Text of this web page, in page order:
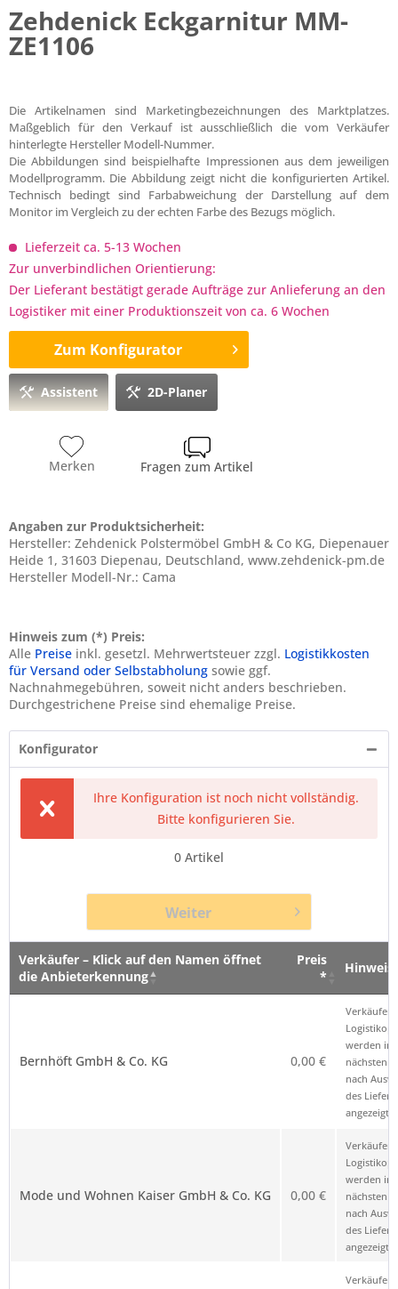
Zehdenick Eckgarnitur MM-
ZE1106
Die Artikelnamen sind Marketingbezeichnungen des Marktplatzes.
Maßgeblich für den Verkauf ist ausschließlich die vom Verkäufer
hinterlegte Hersteller Modell-Nummer.
Die Abbildungen sind beispielhafte Impressionen aus dem jeweiligen
Modellprogramm. Die Abbildung zeigt nicht die konfigurierten Artikel.
Technisch bedingt sind Farbabweichung der Darstellung auf dem
Monitor im Vergleich zu der echten Farbe des Bezugs möglich.
Lieferzeit ca. 5-13 Wochen
Zur unverbindlichen Orientierung:
Der Lieferant bestätigt gerade Aufträge zur Anlieferung an den
Logistiker mit einer Produktionszeit von ca. 6 Wochen
Zum Konfigurator
Assistent 2D-Planer
Merken Fragen zum Artikel
Angaben zur Produktsicherheit:
Hersteller: Zehdenick Polstermöbel GmbH & Co KG, Diepenauer
Heide 1, 31603 Diepenau, Deutschland, www.zehdenick-pm.de
Hersteller Modell-Nr.: Cama
Hinweis zum (*) Preis:
Alle Preise inkl. gesetzl. Mehrwertsteuer zzgl. Logistikkosten
für Versand oder Selbstabholung sowie ggf.
Nachnahmegebühren, soweit nicht anders beschrieben.
Durchgestrichene Preise sind ehemalige Preise.
Konfigurator
Ihre Konfiguration ist noch nicht vollständig.
Bitte konfigurieren Sie.
0 Artikel
Weiter
Verkäufer – Klick auf den Namen öffnet
die Anbieterkennung
Preis
*
Hinweis
Bernhöft GmbH & Co. KG 0,00 €
Verkäufer
werden im
nächsten
nach
des
angezeigt.
Mode und Wohnen Kaiser GmbH & Co. KG 0,00 €
Verkäufer
werden im
nächsten
nach
des
angezeigt.
Verkäufer